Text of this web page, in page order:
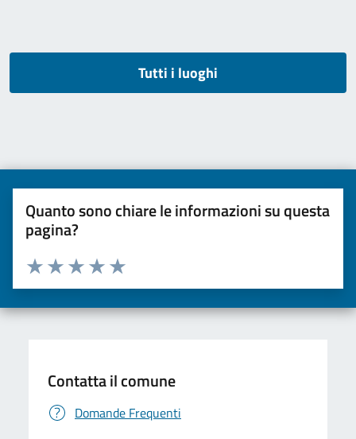
Tutti i luoghi
Quanto sono chiare le informazioni su questa
pagina?
Valuta da 1 a 5 stelle la pagina
Valuta 5 stelle su 5
Valuta 4 stelle su 5
Valuta 3 stelle su 5
Valuta 2 stelle su 5
Valuta una stella su 5
Contatta il comune
Domande Frequenti